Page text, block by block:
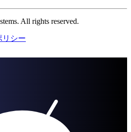
All rights reserved.
リシー